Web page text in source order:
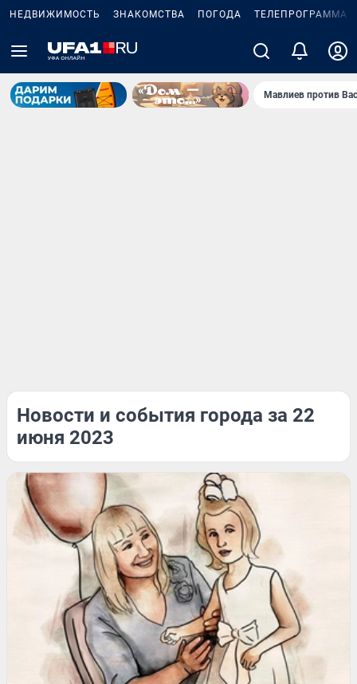
НЕДВИЖИМОСТЬ ЗНАКОМСТВА ПОГОДА ТЕЛЕПРОГРАММА
Мавлиев против
Новости и события города за 22
июня 2023